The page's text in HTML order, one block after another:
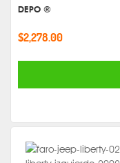
DEPO ®
$2,278.00